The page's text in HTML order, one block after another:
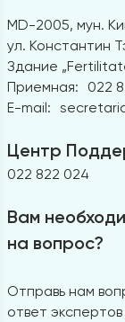
MD-2005, мун.
ул. Константин
Здание
Приемная:
022
E-mail:
Центр
022 822 024
Вам
на вопрос?
Отправь нам
ответ